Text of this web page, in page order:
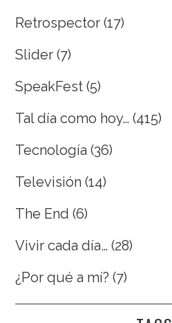
Retrospector (17)
Slider (7)
SpeakFest (5)
Tal día como hoy… (415)
Tecnología (36)
Televisión (14)
The End (6)
Vivir cada día… (28)
¿Por qué a mí? (7)